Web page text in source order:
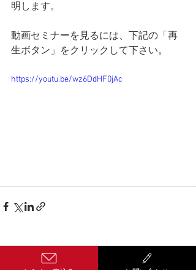
明します。
動画セミナーを見るには、下記の「再
生ボタン」をクリックして下さい。
https://youtu.be/wz6DdHF0jAc
コメント